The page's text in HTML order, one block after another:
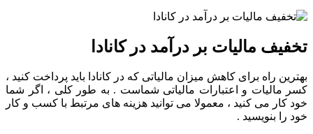
تخفیف مالیات بر درآمد در کانادا
بهترین راه برای کاهش میزان مالیاتی که در کانادا باید پرداخت کنید ،
کسر مالیات و اعتبارات مالیاتی شماست . به طور کلی ، اگر شما
خود کار می کنید ، معمولا می توانید هزینه های مرتبط با کسب و کار
خود را بنویسید .